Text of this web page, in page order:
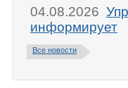
04.08.2026
информирует
Все новости